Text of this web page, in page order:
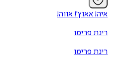
איה! אאוץ'! אווה!
רינת פרימו
רינת פרימו